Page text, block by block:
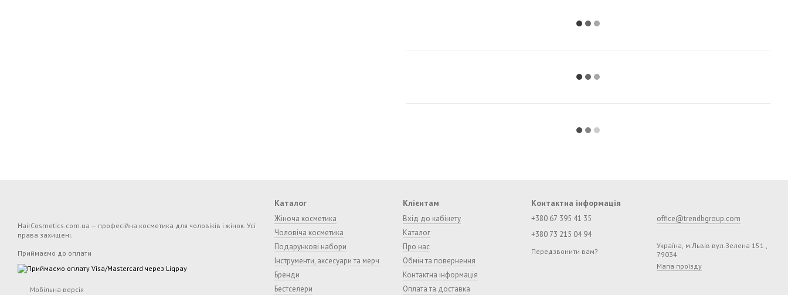
HairCosmetics.com.ua — професійна косметика для чоловіків і жінок. Усі
права захищені.
Приймаємо до оплати
Мобільна версія
Каталог
Жіноча косметика
Чоловіча косметика
Подарункові набори
Інструменти, аксесуари та мерч
Бренди
Бестселери
Клієнтам
Вхід до кабінету
Каталог
Про нас
Обмін та повернення
Контактна інформація
Оплата та доставка
Контактна інформація
+380 67 395 41 35
+380 73 215 04 94
Передзвонити вам?
office@trendbgroup.com
Україна, м.Львів вул.Зелена 151 ,
79034
Мапа проїзду